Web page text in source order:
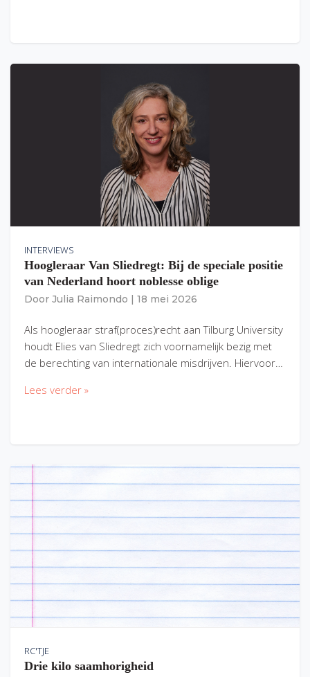
INTERVIEWS
Hoogleraar Van Sliedregt: Bij de speciale positie
van Nederland hoort noblesse oblige
Door Julia Raimondo 18 mei 2026
Als hoogleraar straf(proces)recht aan Tilburg University
houdt Elies van Sliedregt zich voornamelijk bezig met
de berechting van internationale misdrijven. Hiervoor…
Lees verder »
RC'TJE
Drie kilo saamhorigheid